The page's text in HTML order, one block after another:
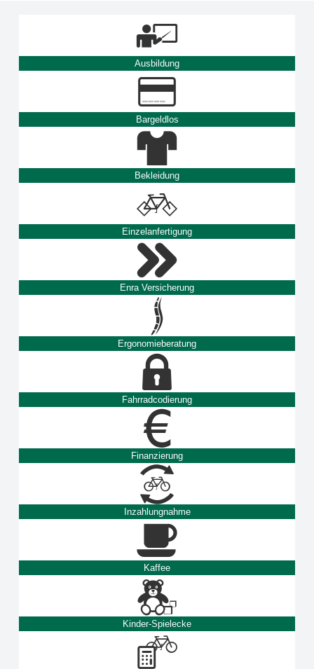
Ausbildung
Bargeldlos
Bekleidung
Einzelanfertigung
Enra Versicherung
Ergonomieberatung
Fahrradcodierung
Finanzierung
Inzahlungnahme
Kaffee
Kinder-Spielecke